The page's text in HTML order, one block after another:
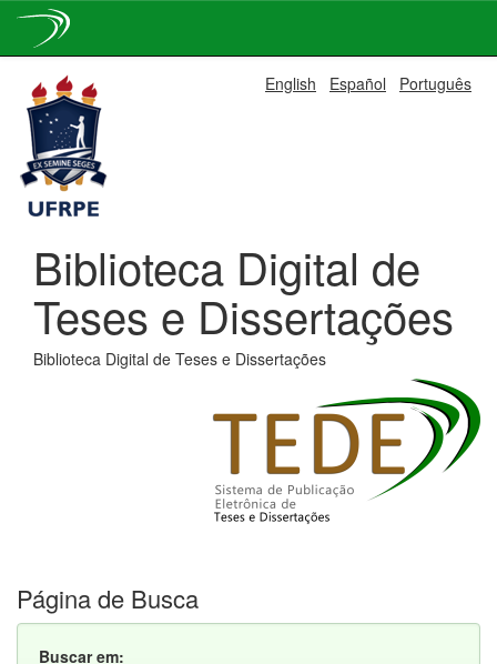
navigation
English Español Português
Biblioteca Digital de
Teses e Dissertações
Biblioteca Digital de Teses e Dissertações
Página de Busca
Buscar em: